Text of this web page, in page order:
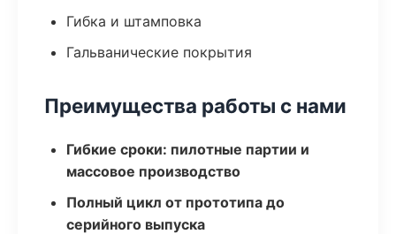
Гибка и штамповка
Гальванические покрытия
Преимущества работы с нами
Гибкие сроки: пилотные партии и
массовое производство
Полный цикл от прототипа до
серийного выпуска